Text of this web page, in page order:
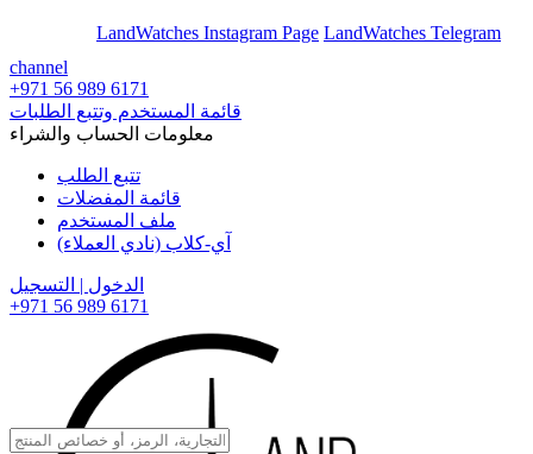
LandWatches Instagram Page LandWatches Telegram
channel
+971 56 989 6171
قائمة المستخدم وتتبع الطلبات
معلومات الحساب والشراء
تتبع الطلب
قائمة المفضلات
ملف المستخدم
آي-كلاب (نادي العملاء)
الدخول | التسجيل
+971 56 989 6171